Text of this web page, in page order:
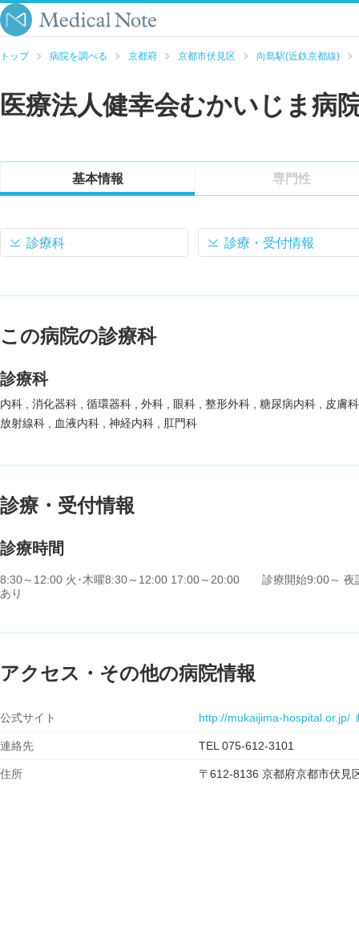
トップ 病院を調べる 京都府 京都市伏見区 向島駅(近鉄京都線)
医療法人健幸会むかいじま病
基本情報 専門性
診療科 診療・受付情報
この病院の診療科
診療科
内科 消化器科 循環器科 外科 眼科 整形外科 糖尿病内科
皮膚
放射線科
血液内科 神経内科 肛門科
診療・受付情報
診療時間
8:30～12:00 火･木曜8:30～12:00 17:00～20:00 診療開始9:00
あり
アクセス・その他の病院情報
公式サイト http://mukaijima-hospital.or.jp/
連絡先 TEL 075-612-3101
住所 〒612-8136 京都府京都市伏見